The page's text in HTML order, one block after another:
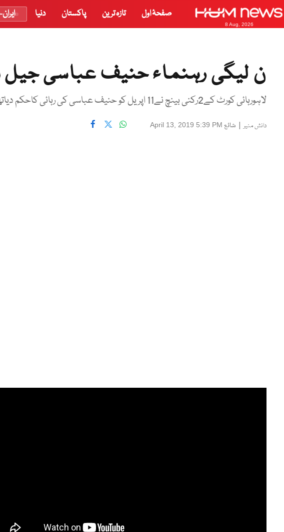
8 Aug, 2026
صفحۂ اول تازہ ترین پاکستان دنیا
ن لیگی رہنماء حنیف عباسی
لاہورہائی کورٹ کے2رکنی بینچ نے11 اپریل کو حنیف عباسی کی رہائی کاحکم دیاتھا
دانش منیر| شائع April 13, 2019 5:39 PM